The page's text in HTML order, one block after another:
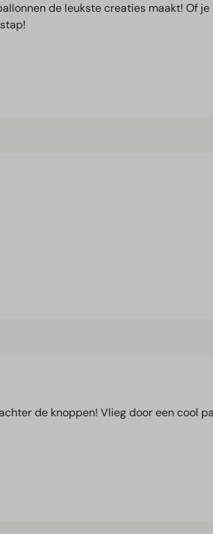
de leukste creaties maakt! Of
de knoppen! Vlieg door een cool